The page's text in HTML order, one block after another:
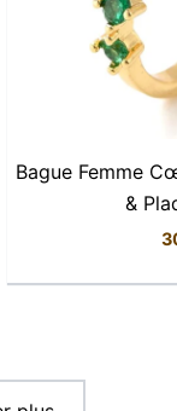
Bague Femme
&